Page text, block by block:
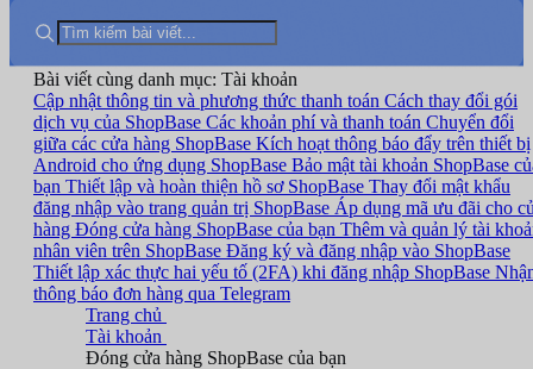
Bài viết cùng danh mục: Tài khoản
Cập nhật thông tin và phương thức thanh toán Cách thay đổi gói
dịch vụ của ShopBase Các khoản phí và thanh toán Chuyển đổi
giữa các cửa hàng ShopBase Kích hoạt thông báo đẩy trên thiết bị
Android cho ứng dụng ShopBase Bảo mật tài khoản ShopBase
bạn Thiết lập và hoàn thiện hồ sơ ShopBase Thay đổi mật khẩu
đăng nhập vào trang quản trị ShopBase Áp dụng mã ưu đãi cho
hàng Đóng cửa hàng ShopBase của bạn Thêm và quản lý tài
nhân viên trên ShopBase Đăng ký và đăng nhập vào ShopBase
Thiết lập xác thực hai yếu tố (2FA) khi đăng nhập ShopBase
thông báo đơn hàng qua Telegram
Trang chủ
Tài khoản
Đóng cửa hàng ShopBase của bạn